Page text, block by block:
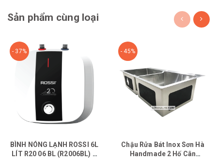
Sản phẩm cùng loại
- 37%
BÌNH NÓNG LẠNH ROSSI 6L
LÍT R20 06 BL (R2006BL) –
- 45%
Chậu Rửa Bát Inox Sơn Hà
Handmade 2 Hố Cân